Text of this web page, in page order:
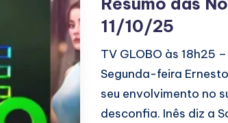
11/10/25
TV GLOBO às 18h25
Segunda-feira
seu envolvimento no
desconfia. Inês diz a